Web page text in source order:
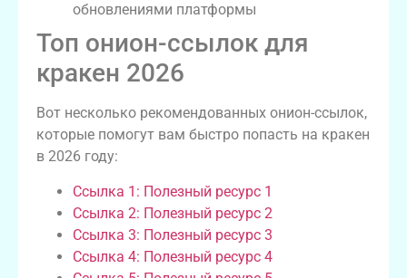
обновлениями платформы
Топ онион-ссылок для
кракен 2026
Вот несколько рекомендованных онион-ссылок,
которые помогут вам быстро попасть на кракен
в 2026 году:
Ссылка 1: Полезный ресурс 1
Ссылка 2: Полезный ресурс 2
Ссылка 3: Полезный ресурс 3
Ссылка 4: Полезный ресурс 4